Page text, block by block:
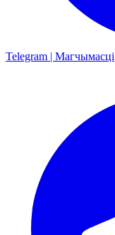
Telegram | Магчымасці